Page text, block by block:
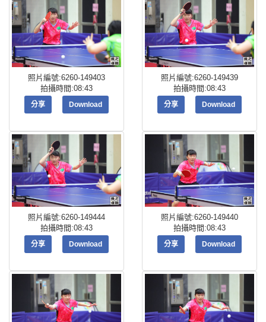
照片編號:6260-149403
拍攝時間:08:43
分享 Download
照片編號:6260-149439
拍攝時間:08:43
分享 Download
照片編號:6260-149444
拍攝時間:08:43
分享 Download
照片編號:6260-149440
拍攝時間:08:43
分享 Download